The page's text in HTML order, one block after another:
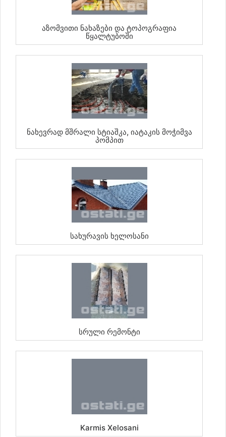
Აზომვითი Ნახაზები Და Ტოპოგრაფია
Წყალტუბოში
Ნახევრად Მშრალი Სტიაშკა, Იატაკის Მოჭიმვა
Პომპით
Სახურავის Ხელოსანი
Სრული Რემონტი
Karmis Xelosani